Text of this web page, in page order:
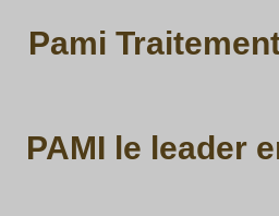
Pami
PAMI le leader